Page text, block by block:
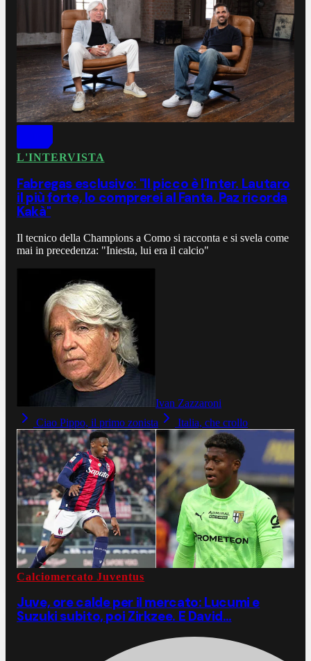
L'INTERVISTA
Fabregas esclusivo: "Il picco è l'Inter. Lautaro
il più forte, lo comprerei al Fanta. Paz ricorda
Kakà"
Il tecnico della Champions a Como si racconta e si svela come
mai in precedenza: "Iniesta, lui era il calcio"
Ivan Zazzaroni
Ciao Pippo, il primo zonista
Italia, che crollo
Calciomercato Juventus
Juve, ore calde per il mercato: Lucumi e
Suzuki subito, poi Zirkzee. E David…